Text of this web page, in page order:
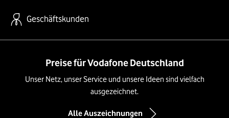
Geschäftskunden
Preise für Vodafone Deutschland
Unser Netz, unser Service und unsere Ideen sind vielfach
ausgezeichnet.
Alle Auszeichnungen